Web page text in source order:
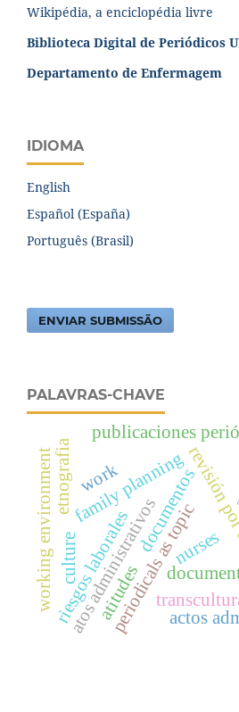
Biblioteca Digital de Periódicos
Departamento de Enfermagem
IDIOMA
English
Español (España)
Português (Brasil)
ENVIAR SUBMISSÃO
PALAVRAS-CHAVE
documentos
periodicals as topic
publicaciones
family planning
atos administrativos nurses
actos
riesgos laborales
etnografia
atitudes
culture
work
working environment